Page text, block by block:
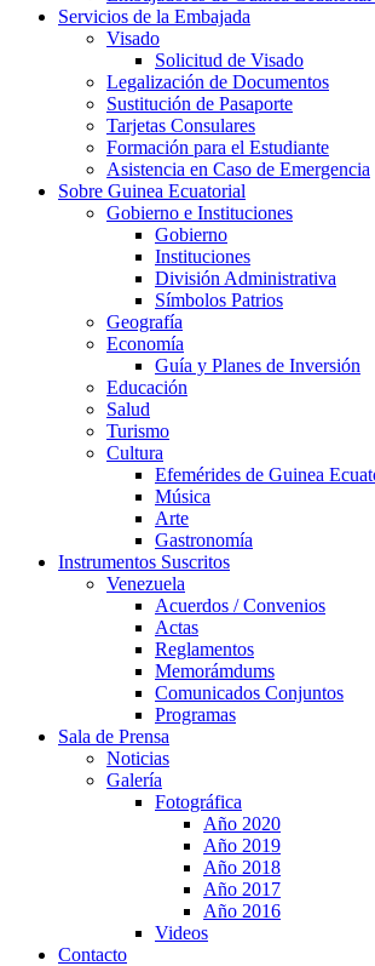
Servicios de la Embajada
Visado
Solicitud de Visado
Legalización de Documentos
Sustitución de Pasaporte
Tarjetas Consulares
Formación para el Estudiante
Asistencia en Caso de Emergencia
Sobre Guinea Ecuatorial
Gobierno e Instituciones
Gobierno
Instituciones
División Administrativa
Símbolos Patrios
Geografía
Economía
Guía y Planes de Inversión
Educación
Salud
Turismo
Cultura
Efemérides de Guinea
Música
Arte
Gastronomía
Instrumentos Suscritos
Venezuela
Acuerdos / Convenios
Actas
Reglamentos
Memorámdums
Comunicados Conjuntos
Programas
Sala de Prensa
Noticias
Galería
Fotográfica
Año 2020
Año 2019
Año 2018
Año 2017
Año 2016
Videos
Contacto